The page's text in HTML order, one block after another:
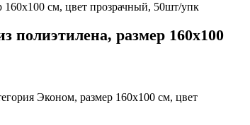
см, цвет прозрачный, 50шт/упк
полиэтилена, размер 160х100
Эконом, размер 160х100 см, цвет